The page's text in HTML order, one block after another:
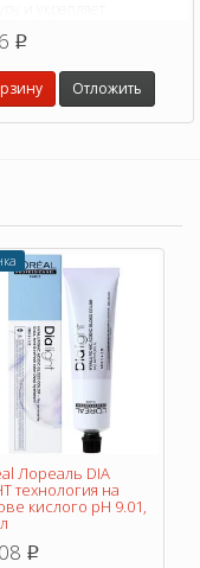
появление
кончиков и придает
вид.
p
Отложить
Лореаль DIA
технология на
кислого pH 9.01,
p